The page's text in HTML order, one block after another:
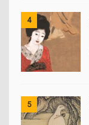
4
5